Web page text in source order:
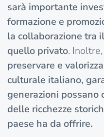
sarà importante
formazione e
la collaborazione tra
quello privato.
preservare e
culturale italiano,
generazioni possano
delle ricchezze
paese ha da offrire.